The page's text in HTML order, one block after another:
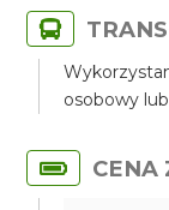
osobowy
CENA